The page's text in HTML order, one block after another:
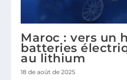
Maroc : vers un
batteries
au lithium
18 de août de 2025